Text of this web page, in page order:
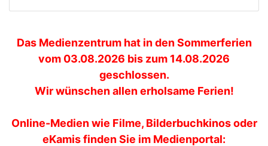
Das Medienzentrum hat in den Sommerferien
vom 03.08.2026 bis zum 14.08.2026
geschlossen.
Wir wünschen allen erholsame Ferien!
Online-Medien wie Filme, Bilderbuchkinos oder
eKamis finden Sie im Medienportal: